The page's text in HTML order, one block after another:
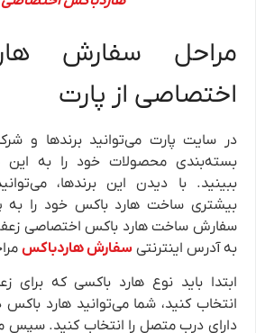
مراحل سفارش
اختصاصی از پارت
در سایت پارت می‌توانید برندها و
بسته‌بندی محصولات خود را به این
ببینید. با دیدن این برندها،
بیشتری ساخت هارد باکس خود را به
سفارش ساخت هارد‌ باکس اختصاصی
به آدرس اینترنتی سفارش هاردباکس
ابتدا باید نوع هارد باکسی که برای
انتخاب کنید، شما می‌توانید هارد
دارای درب متصل را انتخاب کنید. سپس